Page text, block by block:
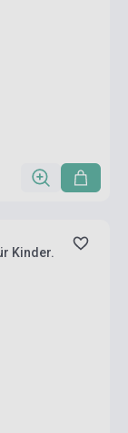
Kinder.